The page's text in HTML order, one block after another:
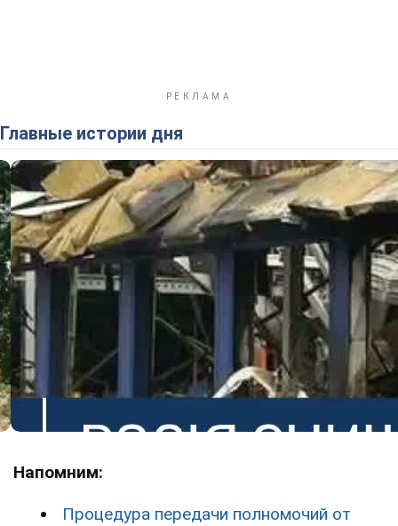
Главные истории дня
Напомним:
Процедура передачи полномочий от